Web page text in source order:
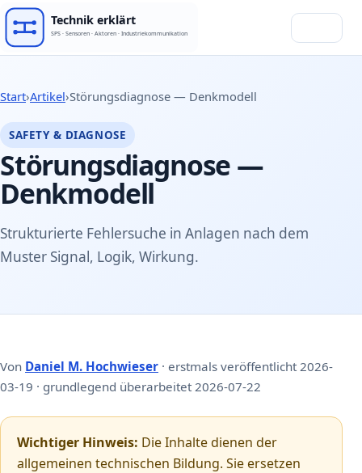
Start›Artikel›Störungsdiagnose — Denkmodell
SAFETY & DIAGNOSE
Störungsdiagnose —
Denkmodell
Strukturierte Fehlersuche in Anlagen nach dem
Muster Signal, Logik, Wirkung.
Von Daniel M. Hochwieser · erstmals veröffentlicht 2026-
03-19 · grundlegend überarbeitet 2026-07-22
Wichtiger Hinweis: Die Inhalte dienen der
allgemeinen technischen Bildung. Sie ersetzen